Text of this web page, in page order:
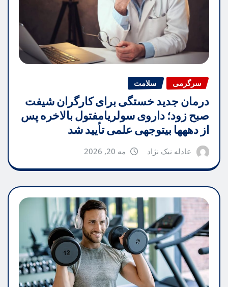
سرگرمی سلامت
درمان جدید خستگی برای کارگران شیفت
صبح زود؛ داروی سولریامفتول بالاخره پس
از دههها بیتوجهی علمی تأیید شد
عادله نیک نژاد مه 20, 2026